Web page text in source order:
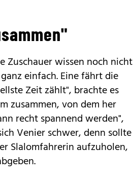
Zuschauer wissen noch nicht
einfach. Eine fährt die
Zeit zählt", brachte es
zusammen, von dem her
recht spannend werden",
Venier schwer, denn sollte
Slalomfahrerin aufzuholen,